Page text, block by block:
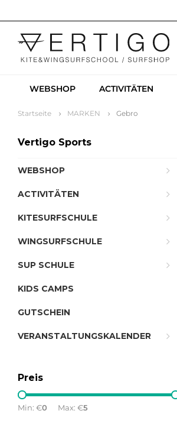
WEBSHOP ACTIVITÄTEN
Startseite MARKEN Gebro
Vertigo Sports
WEBSHOP
ACTIVITÄTEN
KITESURFSCHULE
WINGSURFSCHULE
SUP SCHULE
KIDS CAMPS
GUTSCHEIN
VERANSTALTUNGSKALENDER
Preis
Min: €0 Max: €5